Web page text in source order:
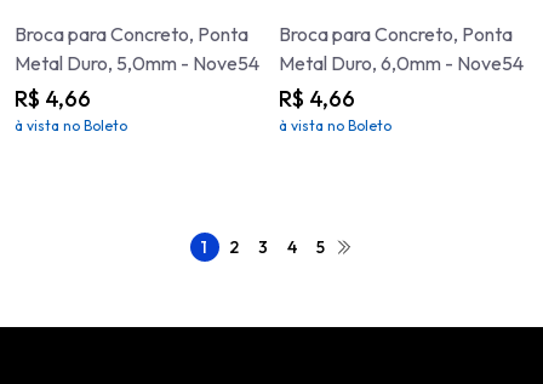
Broca para Concreto, Ponta
Metal Duro, 5,0mm - Nove54
R$ 4,66
à vista no Boleto
Broca para Concreto, Ponta
Metal Duro, 6,0mm - Nove54
R$ 4,66
à vista no Boleto
1 2 3 4 5